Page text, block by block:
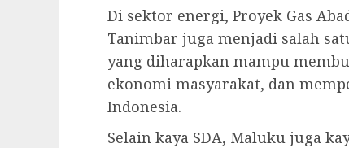
Di sektor energi, Proyek Gas
Tanimbar juga menjadi salah
yang diharapkan mampu
ekonomi masyarakat, dan
Indonesia.
Selain kaya SDA, Maluku juga